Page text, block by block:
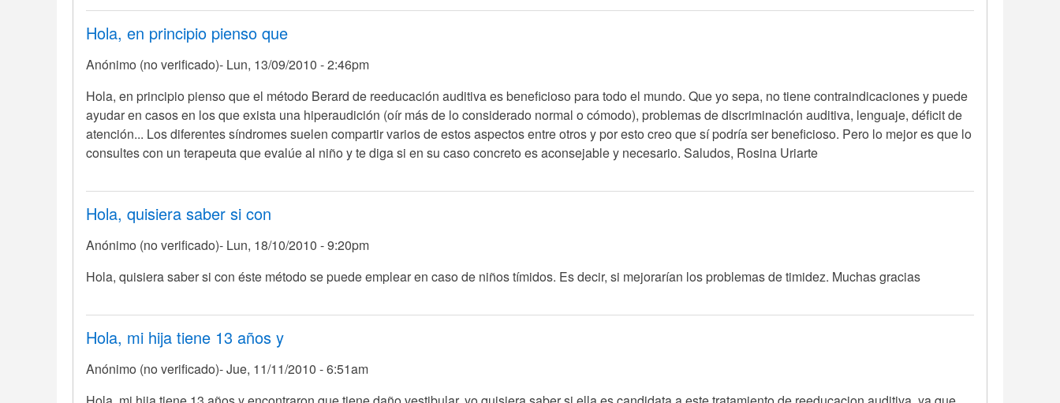
a
Hola,
primero
de
debo
por
Anónimo
(no
Hola, en principio pienso que
Anónimo (no verificado) Lun, 13/09/2010 - 2:46pm
En
respuesta
a
HOLA
SABER
SI
ESTE
por
(no
Hola, en principio pienso que el método Berard de reeducación auditiva es beneficioso para todo el mundo. Que yo sepa, no tiene contraindicaciones y puede
ayudar en casos en los que exista una hiperaudición (oír más de lo considerado normal o cómodo), problemas de discriminación auditiva, lenguaje, déficit de
atención... Los diferentes síndromes suelen compartir varios de estos aspectos entre otros y por esto creo que sí podría ser beneficioso. Pero lo mejor es que lo
consultes con un terapeuta que evalúe al niño y te diga si en su caso concreto es aconsejable y necesario. Saludos, Rosina Uriarte
Hola, quisiera saber si con
Anónimo (no verificado) Lun, 18/10/2010 - 9:20pm
Hola, quisiera saber si con éste método se puede emplear en caso de niños tímidos. Es decir, si mejorarían los problemas de timidez. Muchas gracias
Hola, mi hija tiene 13 años y
Anónimo (no verificado) Jue, 11/11/2010 - 6:51am